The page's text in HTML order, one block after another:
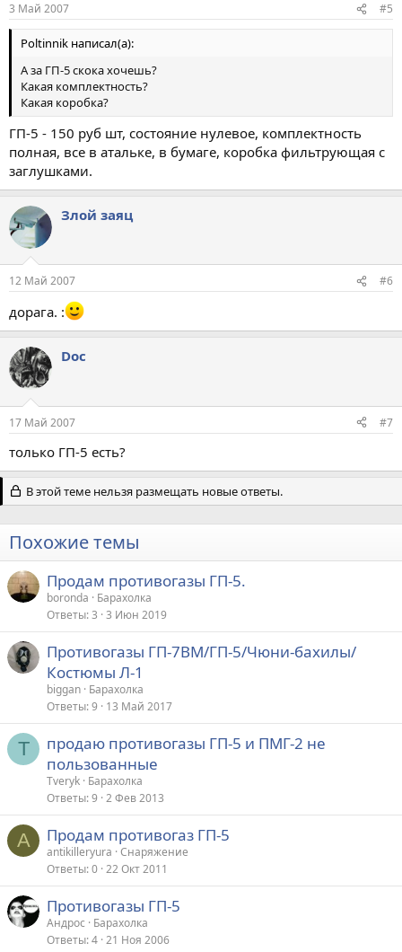
3 Май 2007 #5
Poltinnik написал(а):
А за ГП-5 скока хочешь?
Какая комплектность?
Какая коробка?
ГП-5 - 150 руб шт, состояние нулевое, комплектность
полная, все в атальке, в бумаге, коробка фильтрующая с
заглушками.
Злой заяц
12 Май 2007 #6
дорага. :
Doc
17 Май 2007 #7
только ГП-5 есть?
В этой теме нельзя размещать новые ответы.
Похожие темы
Продам противогазы ГП-5.
boronda
Барахолка
Ответы 3 3 Июн 2019
Противогазы ГП-7ВМ/ГП-5/Чюни-бахилы/
Костюмы Л-1
biggan Барахолка
Ответы 9 13 Май 2017
T
продаю противогазы ГП-5 и ПМГ-2 не
пользованные
Tveryk Барахолка
Ответы 9 2 Фев 2013
A Продам противогаз ГП-5
antikilleryura Снаряжение
Ответы 0 22 Окт 2011
Противогазы ГП-5
Андрос
Барахолка
Ответы 4 21 Ноя 2006